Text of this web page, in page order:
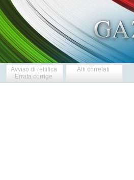
Avviso di rettifica
Errata corrige
Atti correlati